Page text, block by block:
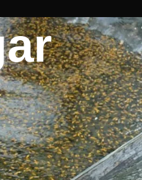
JENIS IKAN